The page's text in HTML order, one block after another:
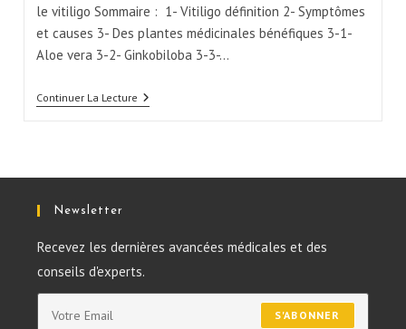
le vitiligo Sommaire : 1- Vitiligo définition 2- Symptômes
et causes 3- Des plantes médicinales bénéfiques 3-1-
Aloe vera 3-2- Ginkobiloba 3-3-…
Continuer La Lecture
Newsletter
Recevez les dernières avancées médicales et des
conseils d'experts.
S'ABONNER